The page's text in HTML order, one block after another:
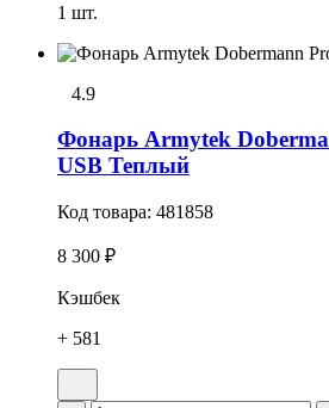
1 шт.
4.9
Фонарь Armytek
USB Теплый
Код товара: 481858
8 300 ₽
Кэшбек
+ 581